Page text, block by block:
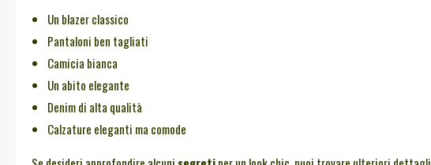
Un blazer classico
Pantaloni ben tagliati
Camicia bianca
Un abito elegante
Denim di alta qualità
Calzature eleganti ma comode